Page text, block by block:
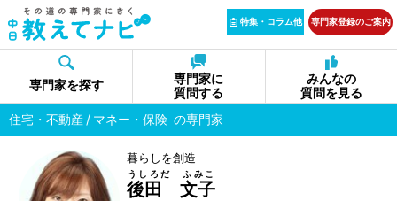
特集・コラム他 専門家登録のご案内
専門家を探す
専門家に
質問する
みんなの
質問を見る
住宅・不動産
マネー・保険 の専門家
暮らしを創造
後田 文子
うしろだ ふみこ